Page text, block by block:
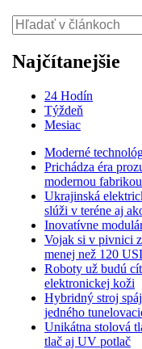
Najčítanejšie
24 Hodín
Týždeň
Mesiac
Moderné
Prichádza éra
modernou fabrikou
Ukrajinská
slúži v teréne aj
Inovatívne
Vojak si v pivnici
menej než 120
Roboty už budú
elektronickej koži
Hybridný stroj
jedného
Unikátna stolová
tlač aj UV potlač